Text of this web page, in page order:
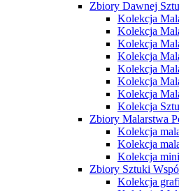
Zbiory Dawnej
Kolekcja
Kolekcja
Kolekcja
Kolekcja
Kolekcja
Kolekcja
Kolekcja
Kolekcja
Zbiory Malarstwa
Kolekcja
Kolekcja
Kolekcja
Zbiory Sztuki
Kolekcja